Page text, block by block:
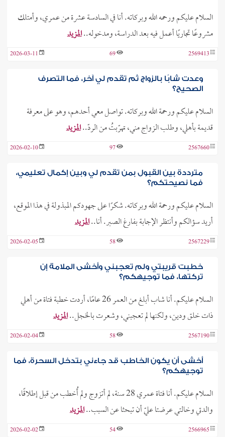
السلام عليكم ورحمه الله وبركاته. أنا في السادسة عشرة من عمري، وأمتلك
مشروعًا تجاريًا أعمل فيه بعد الدراسة، ومدخوله..المزيد
2569413
69
2026-03-11
وعدت شابًا بالزواج ثم تقدم لي آخر، فما التصرف
الصحيح؟
السلام عليكم ورحمة الله وبركاته. تواصل معي أحدهم، وهو على معرفة
قديمة بأهلي، وطلب الزواج مني، تهرّبتُ من الردّ..المزيد
2567660
97
2026-02-10
مترددة بين القبول بمن تقدم لي وبين إكمال تعليمي،
فما نصيحتكم؟
السلام عليكم ورحمة الله وبركاته. شكرًا على جهودكم المبذولة في هذا الموقع،
أريد سؤالكم وأنتظر الإجابة بفارغ الصبر. أنا..المزيد
2567229
58
2026-02-05
خطبت قريبتي ولم تعجبني وأخشى الملامة إن
تركتها، فما توجيهكم؟
السلام عليكم. أنا شاب أبلغ من العمر 26 عامًا، أردت خطبة فتاة من أهلي
ذات خلق ودين، ولكنها لم تعجبني، وشعرت بالخجل..المزيد
2567190
58
2026-02-04
أخشى أن يكون الخاطب قد جاءني بتدخل السحرة، فما
توجيهكم؟
السلام عليكم. أنا فتاة عمري 28 سنة، لم أتزوج ولم أُخطب من قبل إطلاقًا،
والدتي وخالتي عرضتا عليّ أن تبحثا عن السبب..المزيد
2566965
54
2026-02-02